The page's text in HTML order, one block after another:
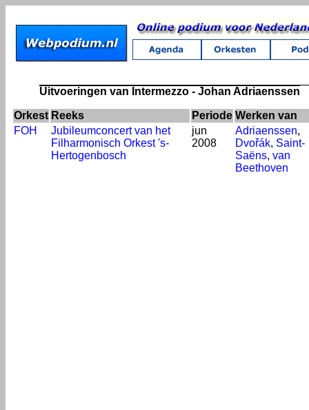
Uitvoeringen van Intermezzo - Johan Adriaenssen
Orkest Reeks Periode Werken van
FOH
Jubileumconcert van het
Filharmonisch Orkest 's-
Hertogenbosch
jun
2008
Adriaenssen,
Dvořák, Saint-
Saëns, van
Beethoven